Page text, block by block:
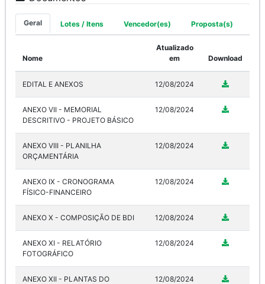
Geral Lotes / Itens Vencedor(es) Proposta(s)
Nome
Atualizado
em
Download
EDITAL E ANEXOS 12/08/2024
ANEXO VII - MEMORIAL
DESCRITIVO - PROJETO BÁSICO
12/08/2024
ANEXO VIII - PLANILHA
ORÇAMENTÁRIA
12/08/2024
ANEXO IX - CRONOGRAMA
FÍSICO-FINANCEIRO
12/08/2024
ANEXO X - COMPOSIÇÃO DE BDI 12/08/2024
ANEXO XI - RELATÓRIO
FOTOGRÁFICO
12/08/2024
ANEXO XII - PLANTAS DO
12/08/2024